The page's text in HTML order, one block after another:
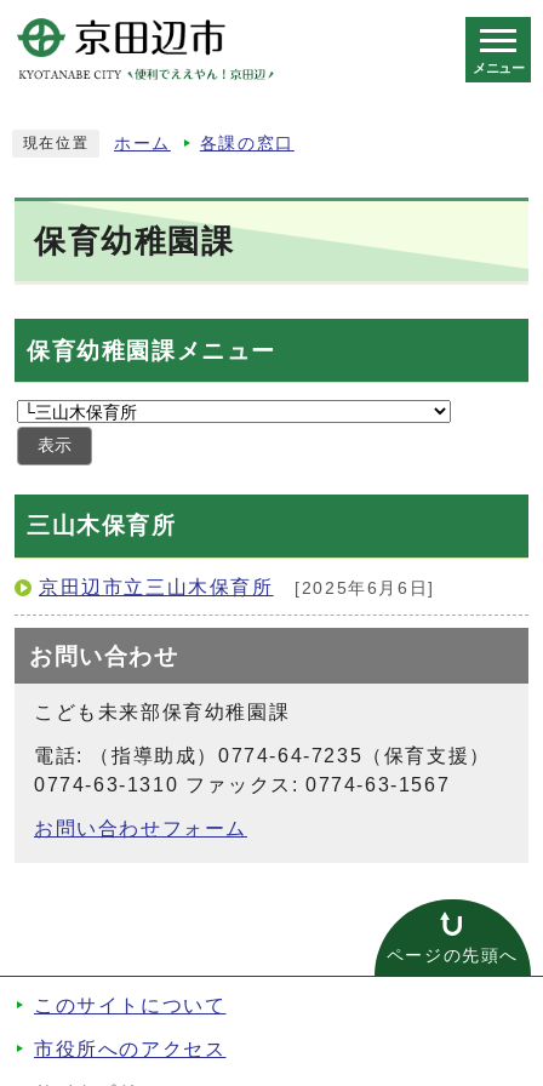
メニュー
現在位置 ホーム 各課の窓口
保育幼稚園課
保育幼稚園課メニュー
表示
三山木保育所
京田辺市立三山木保育所 [2025年6月6日]
お問い合わせ
こども未来部保育幼稚園課
電話: （指導助成）0774-64-7235（保育支援）
0774-63-1310 ファックス: 0774-63-1567
お問い合わせフォーム
ページの先頭へ
このサイトについて
市役所へのアクセス